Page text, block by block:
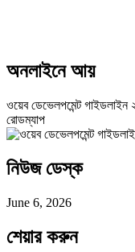
অনলাইনে আয়
ওয়েব ডেভেলপমেন্ট গাইডলাইন
রোডম্যাপ
নিউজ ডেস্ক
June 6, 2026
শেয়ার করুন